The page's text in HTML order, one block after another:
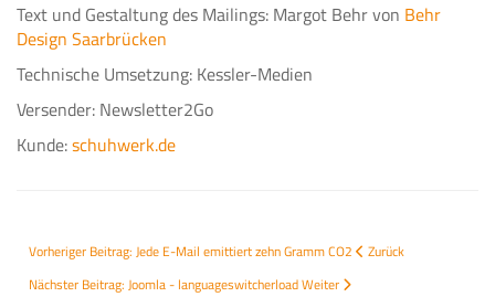
Text und Gestaltung des Mailings: Margot Behr von Behr
Design Saarbrücken
Technische Umsetzung: Kessler-Medien
Versender: Newsletter2Go
Kunde:schuhwerk.de
Vorheriger Beitrag: Jede E-Mail emittiert zehn Gramm CO2
Zurück
Nächster Beitrag: Joomla - languageswitcherloadWeiter